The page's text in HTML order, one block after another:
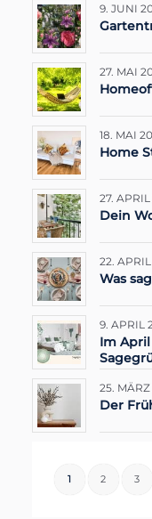
9. JUNI
27. MAI
18. MAI
Home
27.
Dein
22.
Was
9. APRIL
Im
25.
Der
1 2 3